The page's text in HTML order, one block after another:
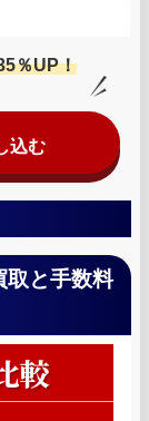
％UP！
込む
取と手数料